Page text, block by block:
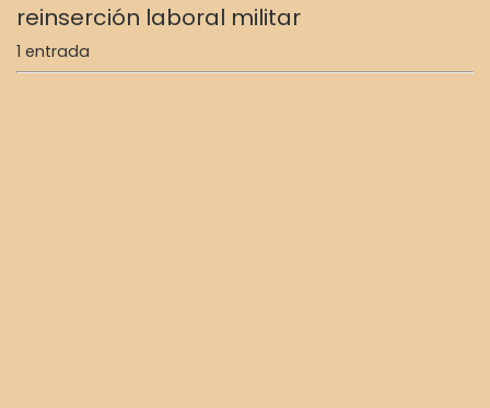
reinserción laboral militar
1 entrada